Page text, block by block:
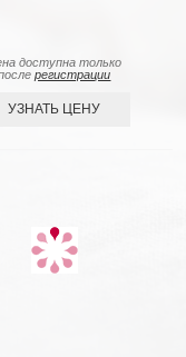
доступна только
регистрации
УЗНАТЬ ЦЕНУ